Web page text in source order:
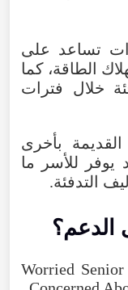
تساعد على
الطاقة، كما
خلال
فترات
القديمة
بأخرى
يوفر للأسر
ما
التدفئة.
الدعم؟